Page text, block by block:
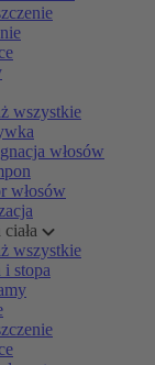
wszystkie
włosów
włosów
wszystkie
i stopa